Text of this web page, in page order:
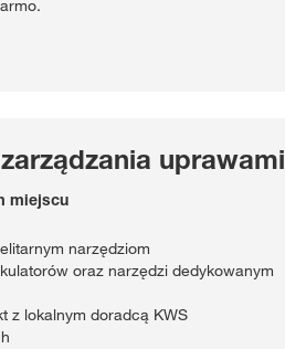
uprawami
miejscu
narzędziom
oraz narzędzi dedykowanym
z lokalnym doradcą KWS